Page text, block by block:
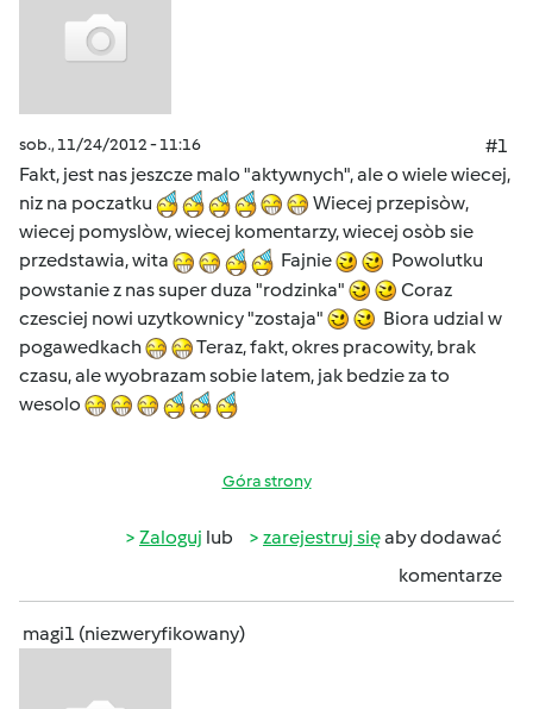
sob., 11/24/2012 - 11:16
#1
Fakt, jest nas jeszcze malo "aktywnych", ale o wiele wiecej,
niz na poczatku
Wiecej przepisòw,
wiecej pomyslòw, wiecej komentarzy, wiecej osòb sie
przedstawia, wita
Fajnie
Powolutku
powstanie z nas super duza "rodzinka"
Coraz
czesciej nowi uzytkownicy "zostaja"
Biora udzial w
pogawedkach
Teraz, fakt, okres pracowity, brak
czasu, ale wyobrazam sobie latem, jak bedzie za to
wesolo
Góra strony
Zaloguj lub zarejestruj sięaby dodawać
komentarze
magi1 (niezweryfikowany)